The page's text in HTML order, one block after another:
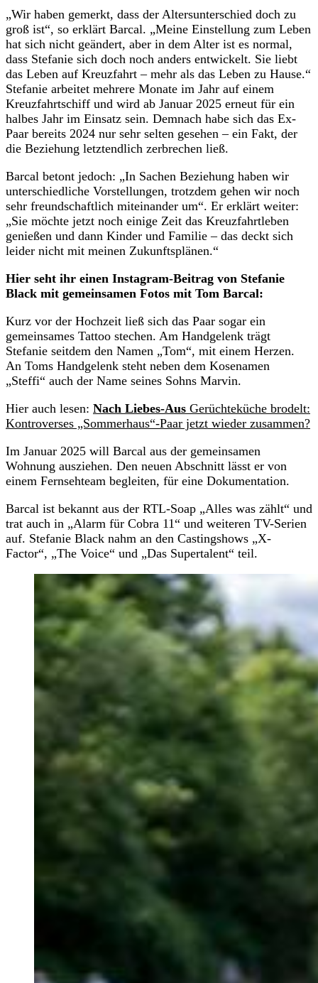
„Wir haben gemerkt, dass der Altersunterschied doch zu
groß ist“, so erklärt Barcal. „Meine Einstellung zum Leben
hat sich nicht geändert, aber in dem Alter ist es normal,
dass Stefanie sich doch noch anders entwickelt. Sie liebt
das Leben auf Kreuzfahrt – mehr als das Leben zu Hause.“
Stefanie arbeitet mehrere Monate im Jahr auf einem
Kreuzfahrtschiff und wird ab Januar 2025 erneut für ein
halbes Jahr im Einsatz sein. Demnach habe sich das Ex-
Paar bereits 2024 nur sehr selten gesehen – ein Fakt, der
die Beziehung letztendlich zerbrechen ließ.
Barcal betont jedoch: „In Sachen Beziehung haben wir
unterschiedliche Vorstellungen, trotzdem gehen wir noch
sehr freundschaftlich miteinander um“. Er erklärt weiter:
„Sie möchte jetzt noch einige Zeit das Kreuzfahrtleben
genießen und dann Kinder und Familie – das deckt sich
leider nicht mit meinen Zukunftsplänen.“
Hier seht ihr einen Instagram-Beitrag von Stefanie
Black mit gemeinsamen Fotos mit Tom Barcal:
Kurz vor der Hochzeit ließ sich das Paar sogar ein
gemeinsames Tattoo stechen. Am Handgelenk trägt
Stefanie seitdem den Namen „Tom“, mit einem Herzen.
An Toms Handgelenk steht neben dem Kosenamen
„Steffi“ auch der Name seines Sohns Marvin.
Hier auch lesen: Nach Liebes-Aus Gerüchteküche brodelt:
Kontroverses „Sommerhaus“-Paar jetzt wieder zusammen?
Im Januar 2025 will Barcal aus der gemeinsamen
Wohnung ausziehen. Den neuen Abschnitt lässt er von
einem Fernsehteam begleiten, für eine Dokumentation.
Barcal ist bekannt aus der RTL-Soap „Alles was zählt“ und
trat auch in „Alarm für Cobra 11“ und weiteren TV-Serien
auf. Stefanie Black nahm an den Castingshows „X-
Factor“, „The Voice“ und „Das Supertalent“ teil.